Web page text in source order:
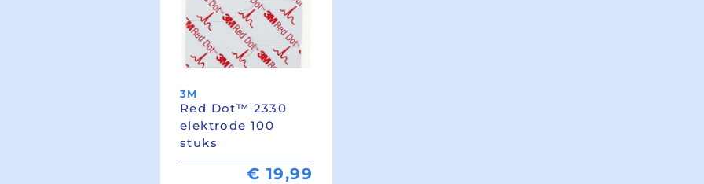
3M
Red Dot™ 2330
elektrode 100
stuks
€ 19,99